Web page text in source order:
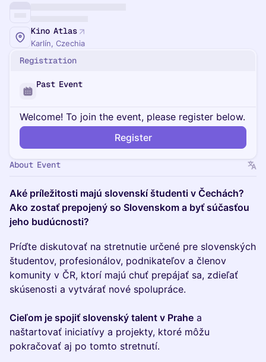
Kino Atlas
Karlín, Czechia
Registration
Past Event
Welcome! To join the event, please register below.
Register
About Event
Aké príležitosti majú slovenskí študenti v Čechách?
Ako zostať prepojený so Slovenskom a byť súčasťou
jeho budúcnosti?
Príďte diskutovať na stretnutie určené pre slovenských
študentov, profesionálov, podnikateľov a členov
komunity v ČR, ktorí majú chuť prepájať sa, zdieľať
skúsenosti a vytvárať nové spolupráce.
Cieľom je spojiť slovenský talent v Prahe a
naštartovať iniciatívy a projekty, ktoré môžu
pokračovať aj po tomto stretnutí.